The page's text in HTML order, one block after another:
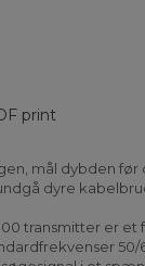
print
mål dybden
dyre
transmitter er
50/